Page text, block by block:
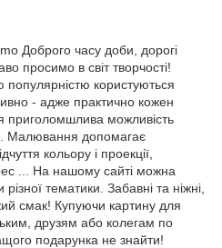
Доброго часу доби, дорогі
просимо в світ творчості!
користуються
- адже практично кожен
можливість
Малювання допомагає
кольору і проекції,
... На нашому сайті можна
тематики. Забавні та ніжні,
смак! Купуючи картину для
друзям або колегам по
подарунка не знайти!